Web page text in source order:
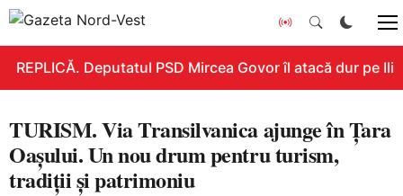
REPLICĂ. Deputatul PSD Mircea Govor îl atacă dur pe
TURISM. Via Transilvanica ajunge în Țara
Oașului. Un nou drum pentru turism,
tradiții și patrimoniu